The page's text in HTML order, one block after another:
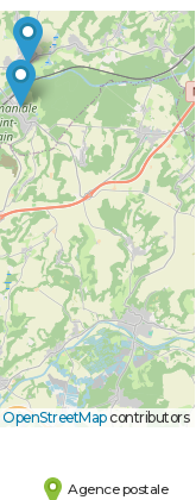
OpenStreetMapcontributors
Agence postale